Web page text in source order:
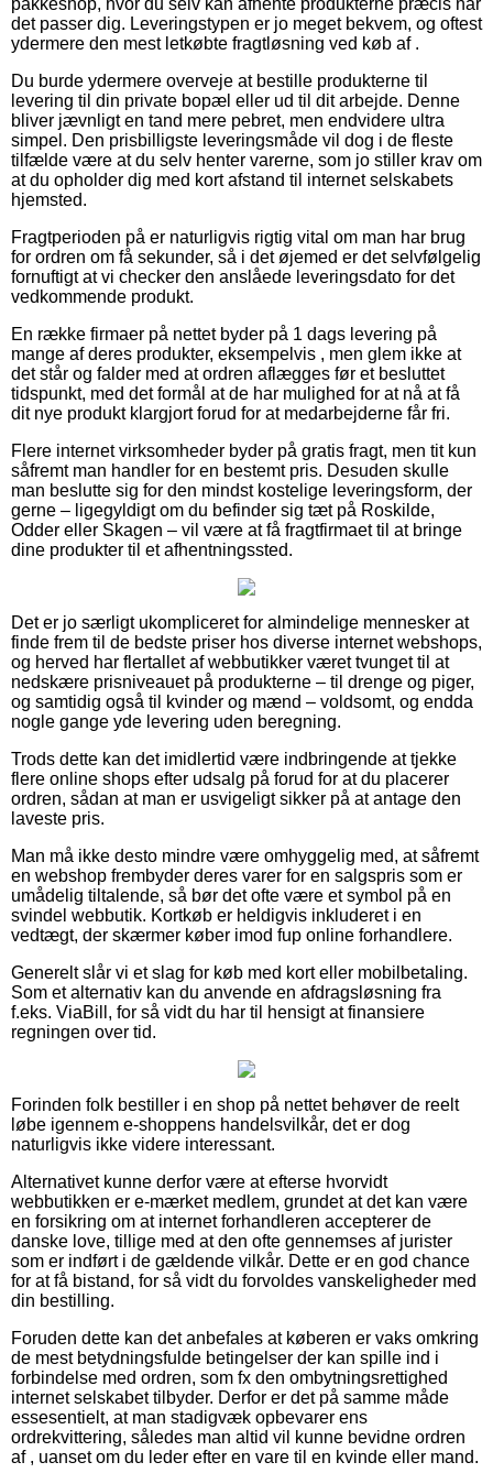
pakkeshop, hvor du selv kan afhente produkterne præcis når
det passer dig. Leveringstypen er jo meget bekvem, og oftest
ydermere den mest letkøbte fragtløsning ved køb af .
Du burde ydermere overveje at bestille produkterne til
levering til din private bopæl eller ud til dit arbejde. Denne
bliver jævnligt en tand mere pebret, men endvidere ultra
simpel. Den prisbilligste leveringsmåde vil dog i de fleste
tilfælde være at du selv henter varerne, som jo stiller krav om
at du opholder dig med kort afstand til internet selskabets
hjemsted.
Fragtperioden på er naturligvis rigtig vital om man har brug
for ordren om få sekunder, så i det øjemed er det selvfølgelig
fornuftigt at vi checker den anslåede leveringsdato for det
vedkommende produkt.
En række firmaer på nettet byder på 1 dags levering på
mange af deres produkter, eksempelvis , men glem ikke at
det står og falder med at ordren aflægges før et besluttet
tidspunkt, med det formål at de har mulighed for at nå at få
dit nye produkt klargjort forud for at medarbejderne får fri.
Flere internet virksomheder byder på gratis fragt, men tit kun
såfremt man handler for en bestemt pris. Desuden skulle
man beslutte sig for den mindst kostelige leveringsform, der
gerne – ligegyldigt om du befinder sig tæt på Roskilde,
Odder eller Skagen – vil være at få fragtfirmaet til at bringe
dine produkter til et afhentningssted.
Det er jo særligt ukompliceret for almindelige mennesker at
finde frem til de bedste priser hos diverse internet webshops,
og herved har flertallet af webbutikker været tvunget til at
nedskære prisniveauet på produkterne – til drenge og piger,
og samtidig også til kvinder og mænd – voldsomt, og endda
nogle gange yde levering uden beregning.
Trods dette kan det imidlertid være indbringende at tjekke
flere online shops efter udsalg på forud for at du placerer
ordren, sådan at man er usvigeligt sikker på at antage den
laveste pris.
Man må ikke desto mindre være omhyggelig med, at såfremt
en webshop frembyder deres varer for en salgspris som er
umådelig tiltalende, så bør det ofte være et symbol på en
svindel webbutik. Kortkøb er heldigvis inkluderet i en
vedtægt, der skærmer køber imod fup online forhandlere.
Generelt slår vi et slag for køb med kort eller mobilbetaling.
Som et alternativ kan du anvende en afdragsløsning fra
f.eks. ViaBill, for så vidt du har til hensigt at finansiere
regningen over tid.
Forinden folk bestiller i en shop på nettet behøver de reelt
løbe igennem e-shoppens handelsvilkår, det er dog
naturligvis ikke videre interessant.
Alternativet kunne derfor være at efterse hvorvidt
webbutikken er e-mærket medlem, grundet at det kan være
en forsikring om at internet forhandleren accepterer de
danske love, tillige med at den ofte gennemses af jurister
som er indført i de gældende vilkår. Dette er en god chance
for at få bistand, for så vidt du forvoldes vanskeligheder med
din bestilling.
Foruden dette kan det anbefales at køberen er vaks omkring
de mest betydningsfulde betingelser der kan spille ind i
forbindelse med ordren, som fx den ombytningsrettighed
internet selskabet tilbyder. Derfor er det på samme måde
essesentielt, at man stadigvæk opbevarer ens
ordrekvittering, således man altid vil kunne bevidne ordren
af , uanset om du leder efter en vare til en kvinde eller mand.